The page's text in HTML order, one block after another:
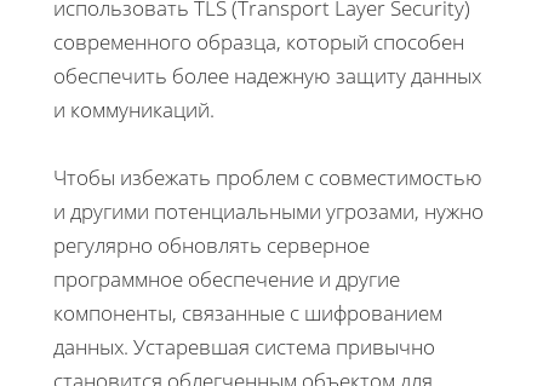
использовать TLS (Transport Layer Security)
современного образца, который способен
обеспечить более надежную защиту данных
и коммуникаций.
Чтобы избежать проблем с совместимостью
и другими потенциальными угрозами, нужно
регулярно обновлять серверное
программное обеспечение и другие
компоненты, связанные с шифрованием
данных. Устаревшая система привычно